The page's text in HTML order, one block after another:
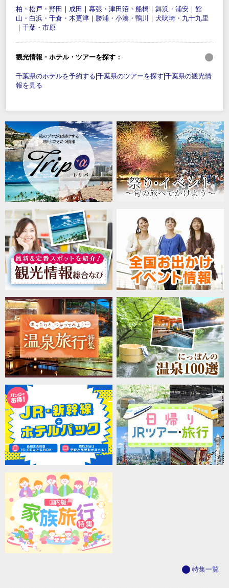
柏・松戸・野田 ｜ 成田 ｜ 幕張・津田沼・船橋 ｜ 舞浜・浦安 ｜ 館
山・白浜・千倉・木更津 ｜ 勝浦・小湊・鴨川 ｜ 犬吠埼・九十九里
｜ 千葉・市原
観光情報・ホテル・ツアーを探す：
千葉県のホテルを予約する 千葉県のツアーを探す 千葉県の観光情
報を見る
特集一覧